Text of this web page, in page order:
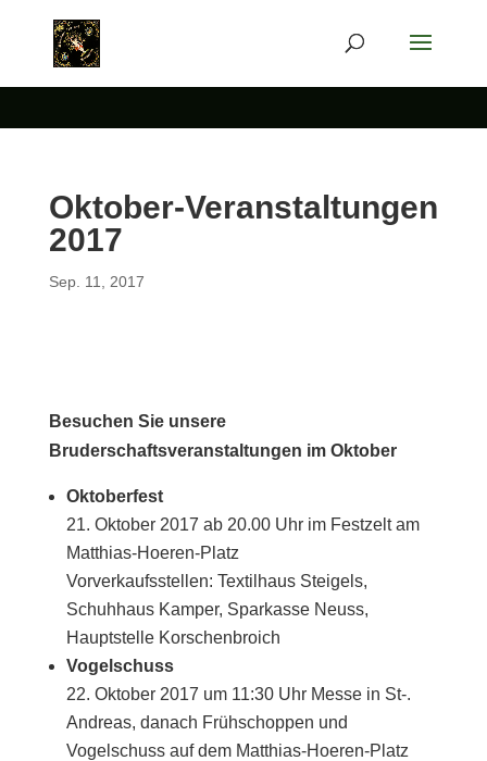
Oktober-Veranstaltungen
2017
Sep. 11, 2017
Besuchen Sie unsere
Bruderschaftsveranstaltungen im Oktober
Oktoberfest
21. Oktober 2017 ab 20.00 Uhr im Festzelt am
Matthias-Hoeren-Platz
Vorverkaufsstellen: Textilhaus Steigels,
Schuhhaus Kamper, Sparkasse Neuss,
Hauptstelle Korschenbroich
Vogelschuss
22. Oktober 2017 um 11:30 Uhr Messe in St-.
Andreas, danach Frühschoppen und
Vogelschuss auf dem Matthias-Hoeren-Platz